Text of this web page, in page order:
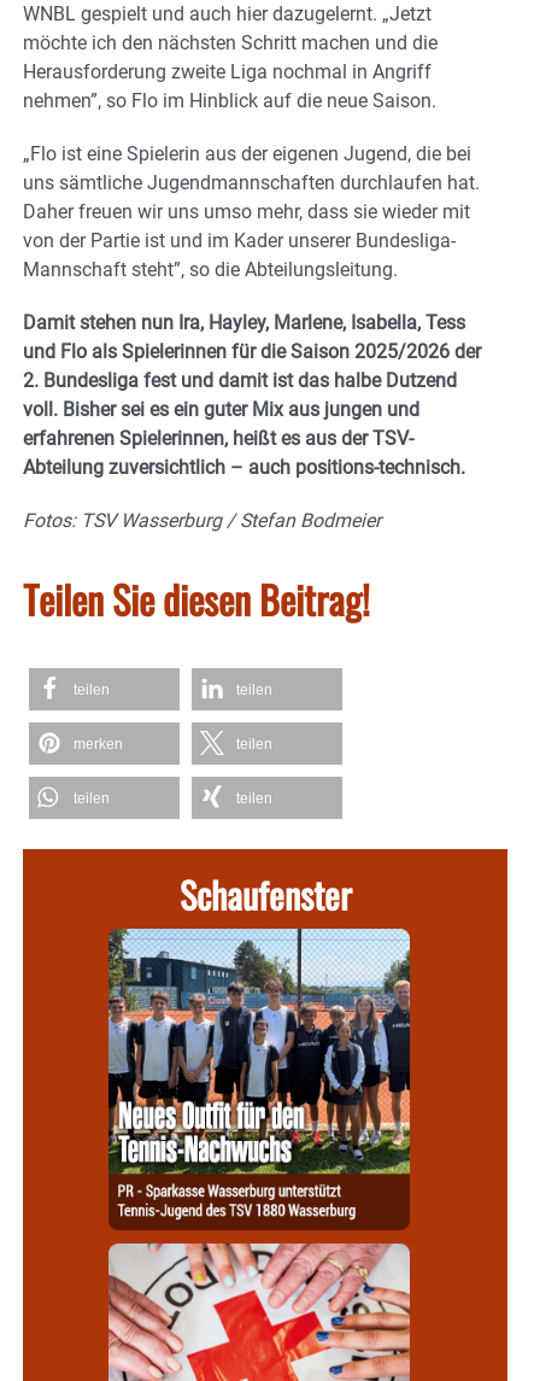
WNBL gespielt und auch hier dazugelernt. „Jetzt
möchte ich den nächsten Schritt machen und die
Herausforderung zweite Liga nochmal in Angriff
nehmen”, so Flo im Hinblick auf die neue Saison.
„Flo ist eine Spielerin aus der eigenen Jugend, die bei
uns sämtliche Jugendmannschaften durchlaufen hat.
Daher freuen wir uns umso mehr, dass sie wieder mit
von der Partie ist und im Kader unserer Bundesliga-
Mannschaft steht”, so die Abteilungsleitung.
Damit stehen nun Ira, Hayley, Marlene, Isabella, Tess
und Flo als Spielerinnen für die Saison 2025/2026 der
2. Bundesliga fest und damit ist das halbe Dutzend
voll. Bisher sei es ein guter Mix aus jungen und
erfahrenen Spielerinnen, heißt es aus der TSV-
Abteilung zuversichtlich – auch positions-technisch.
Fotos: TSV Wasserburg / Stefan Bodmeier
Teilen Sie diesen Beitrag!
teilen teilen
merken teilen
teilen teilen
Schaufenster